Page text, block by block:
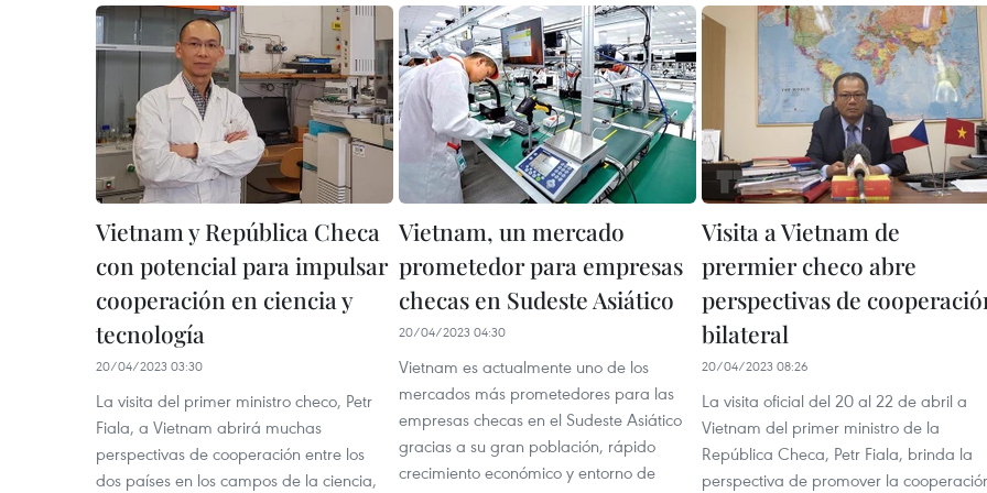
Vietnam y República Checa
con potencial para impulsar
cooperación en ciencia y
tecnología
20/04/2023 03:30
La visita del primer ministro checo, Petr
Fiala, a Vietnam abrirá muchas
perspectivas de cooperación entre los
dos países en los campos de la ciencia,
Vietnam, un mercado
prometedor para empresas
checas en Sudeste Asiático
20/04/2023 04:30
Vietnam es actualmente uno de los
mercados más prometedores para las
empresas checas en el Sudeste Asiático
gracias a su gran población, rápido
crecimiento económico y entorno de
Visita a Vietnam de
prermier checo abre
perspectivas de
bilateral
20/04/2023 08:26
La visita oficial del 20 al 22 de abril a
Vietnam del primer ministro de la
República Checa, Petr Fiala, brinda la
perspectiva de promover la